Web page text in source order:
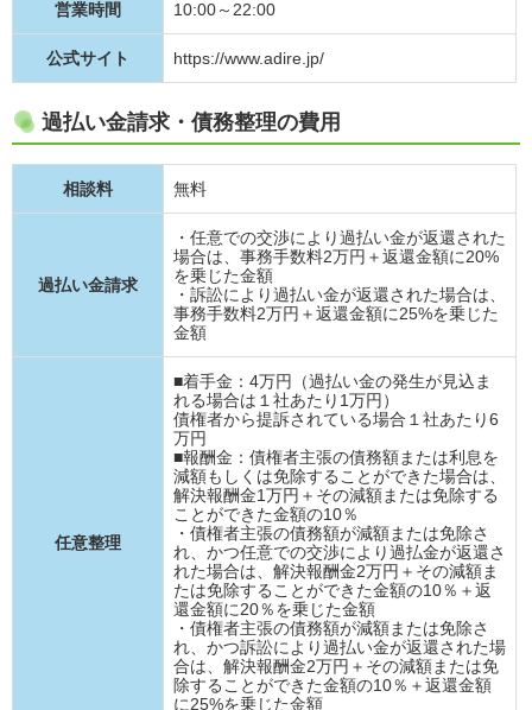
営業時間 10:00～22:00
公式サイト https://www.adire.jp/
過払い金請求・債務整理の費用
相談料 無料
過払い金請求
・任意での交渉により過払い金が返還された
場合は、事務手数料2万円＋返還金額に20%
を乗じた金額
・訴訟により過払い金が返還された場合は、
事務手数料2万円＋返還金額に25%を乗じた
金額
任意整理
■着手金：4万円（過払い金の発生が見込ま
れる場合は１社あたり1万円）
債権者から提訴されている場合１社あたり6
万円
■報酬金：債権者主張の債務額または利息を
減額もしくは免除することができた場合は、
解決報酬金1万円＋その減額または免除する
ことができた金額の10％
・債権者主張の債務額が減額または免除さ
れ、かつ任意での交渉により過払金が返還さ
れた場合は、解決報酬金2万円＋その減額ま
たは免除することができた金額の10％＋返
還金額に20％を乗じた金額
・債権者主張の債務額が減額または免除さ
れ、かつ訴訟により過払い金が返還された場
合は、解決報酬金2万円＋その減額または免
除することができた金額の10％＋返還金額
に25%を乗じた金額